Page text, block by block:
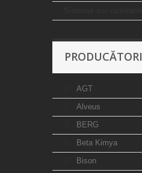
PRODUCĂTORI
AGT
Alveus
BERG
Beta Kimya
Bison